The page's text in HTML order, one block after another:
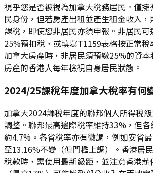
視乎您是否被視為加拿大稅務居民。僅
民身份，但若房產出租並產生租金收入
課稅，即使您非居民亦須申報。非居民
25%預扣稅，或填寫T1159表格按正常
加拿大房產時，非居民須預繳25%的資
房產的香港人每年檢視自身居民狀態。
2024/25課稅年度加拿大稅率有何
加拿大2024課稅年度的聯邦個人所得稅
調整。聯邦最高邊際稅率維持33%，但
約4.7%。各省稅率亦有微調，例如安省
至13.16%不變（但門檻上調）。香港居
稅款時，需使用最新級距，並注意香港